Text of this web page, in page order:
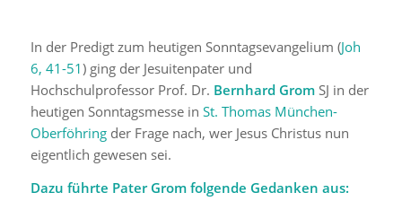
In der Predigt zum heutigen Sonntagsevangelium (Joh
6, 41-51) ging der Jesuitenpater und
Hochschulprofessor Prof. Dr. Bernhard GromSJ in der
heutigen Sonntagsmesse in St. Thomas München-
Oberföhringder Frage nach, wer Jesus Christus nun
eigentlich gewesen sei.
Dazu führte Pater Grom folgende Gedanken aus: